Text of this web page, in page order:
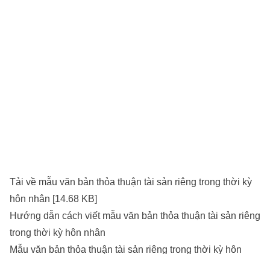
Tải về mẫu văn bản thỏa thuận tài sản riêng trong thời kỳ
hôn nhân [14.68 KB]
Hướng dẫn cách viết mẫu văn bản thỏa thuận tài sản riêng
trong thời kỳ hôn nhân
Mẫu văn bản thỏa thuận tài sản riêng trong thời kỳ hôn